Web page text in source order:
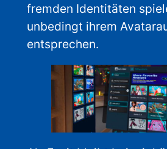
fremden Identitäten
unbedingt ihrem
entsprechen.